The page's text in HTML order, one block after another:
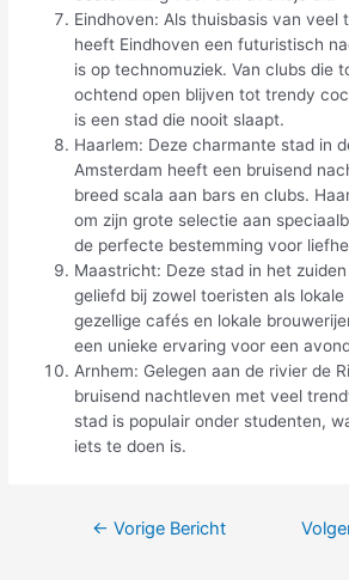
Eindhoven: Als thuisbasis van veel
heeft Eindhoven een futuristisch
is op technomuziek. Van clubs die
ochtend open blijven tot trendy
is een stad die nooit slaapt.
Haarlem: Deze charmante stad in
Amsterdam heeft een bruisend
breed scala aan bars en clubs.
om zijn grote selectie aan
de perfecte bestemming voor
Maastricht: Deze stad in het
geliefd bij zowel toeristen als
gezellige cafés en lokale
een unieke ervaring voor een
Arnhem: Gelegen aan de rivier de
bruisend nachtleven met veel
stad is populair onder studenten,
iets te doen is.
Bericht
← Vorige Bericht